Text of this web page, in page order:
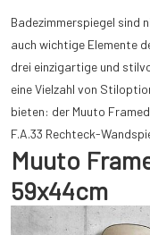
Badezimmerspiegel sind
auch wichtige Elemente
drei einzigartige und
eine Vielzahl von
bieten: der Muuto
F.A.33 Rechteck-
Muuto
59x44cm